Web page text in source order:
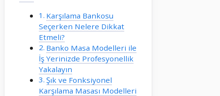
Karşılama Bankosu
Seçerken Nelere Dikkat
Etmeli?
Banko Masa Modelleri ile
İş Yerinizde Profesyonellik
Yakalayın
Şık ve Fonksiyonel
Karşılama Masası Modelleri